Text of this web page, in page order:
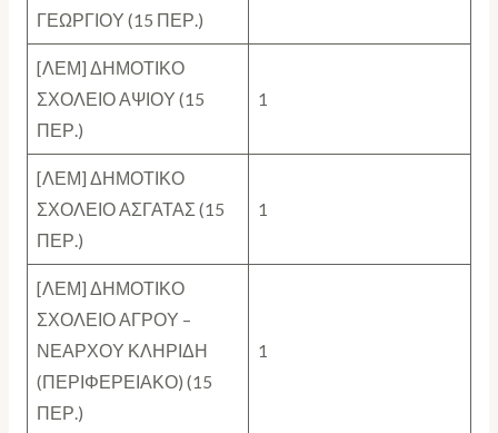
ΓΕΩΡΓΙΟΥ (15 ΠΕΡ.)
[ΛΕΜ] ΔΗΜΟΤΙΚΟ
ΣΧΟΛΕΙΟ ΑΨΙΟΥ (15
ΠΕΡ.)
1
[ΛΕΜ] ΔΗΜΟΤΙΚΟ
ΣΧΟΛΕΙΟ ΑΣΓΑΤΑΣ (15
ΠΕΡ.)
1
[ΛΕΜ] ΔΗΜΟΤΙΚΟ
ΣΧΟΛΕΙΟ ΑΓΡΟΥ –
ΝΕΑΡΧΟΥ ΚΛΗΡΙΔΗ
(ΠΕΡΙΦΕΡΕΙΑΚΟ) (15
ΠΕΡ.)
1